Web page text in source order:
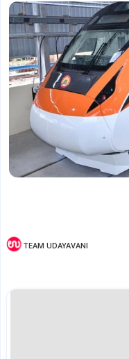
TEAM UDAYAVANI